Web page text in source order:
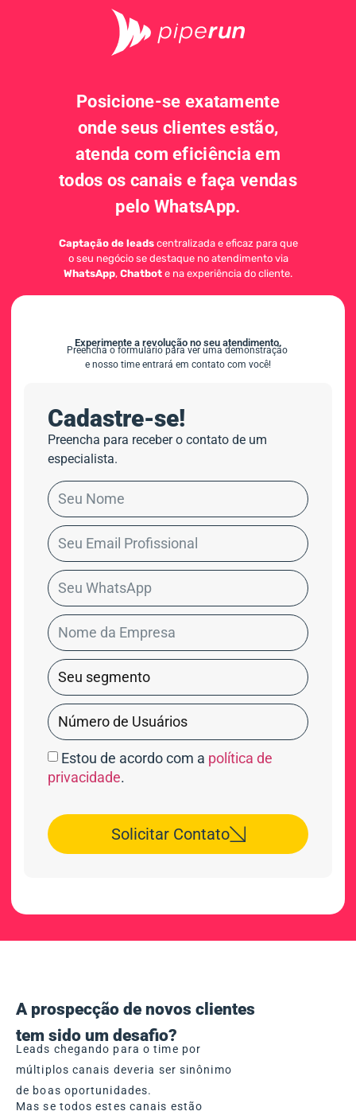
Posicione-se exatamente
onde seus clientes estão,
atenda com eficiência em
todos os canais e faça vendas
pelo WhatsApp.
Captação de leadscentralizada e eficaz para que
o seu negócio se destaque no atendimento via
WhatsApp, Chatbot e na experiência do cliente.
Experimente a revolução no seu atendimento.
Preencha o formulário para ver uma demonstração
e nosso time entrará em contato com você!
Cadastre-se!
Preencha para receber o contato de um
especialista.
Estou de acordo com a política de
privacidade.
Solicitar Contato
A prospecção de novos clientes
tem sido um desafio?
Leads chegando para o time por
múltiplos canais deveria ser sinônimo
de boas oportunidades.
Mas se todos estes canais estão